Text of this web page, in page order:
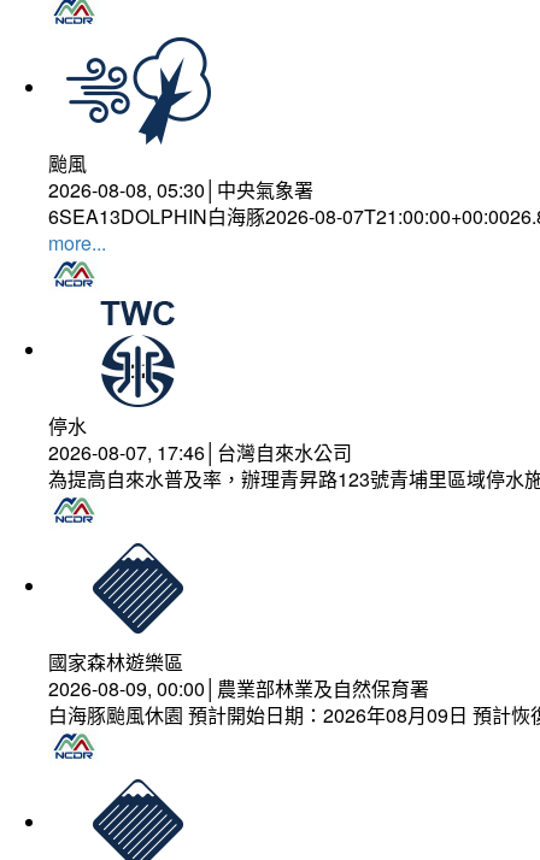
颱風
2026-08-08, 05:30│中央氣象署
6SEA13DOLPHIN白海豚2026-08-
more...
停水
2026-08-07, 17:46│台灣自來水公司
為提高自來水普及率，辦理青昇路123號青埔里區域停水
國家森林遊樂區
2026-08-09, 00:00│農業部林業及自然保育署
白海豚颱風休園 預計開始日期：2026年08月09日 預計